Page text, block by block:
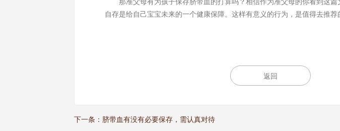
自存是给自己宝宝未来的一个健康保障。这样有意义的行为，是值得去推荐
返回
下一条： 脐带血有没有必要保存，需认真对待